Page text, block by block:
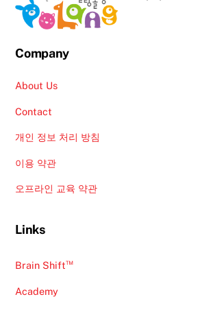
Company
About Us
Contact
개인 정보 처리 방침
이용 약관
오프라인 교육 약관
Links
Brain Shift™
Academy